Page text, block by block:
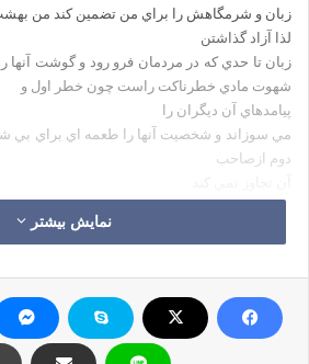
زبان و شرمگاهش را براي من تضمين كند من
لذا آزاد گذاشتن
زبان تا حدي كه در مردمان فرو رود و گوشت آنها را
شهوت مادي خطرناكت راست چون خطر اول و
پيامدهاي آن ديگران را
مي سوزاند و شخصيت آنها را طعمه اي براي بي
دوم ازصاحب
درمجالس خصوصي) صحبت كردن از ناموس
بخصوص
بزرگان و
تهمت زدن به آنها و نسبت دادن گناه به
نمایش بیشتر